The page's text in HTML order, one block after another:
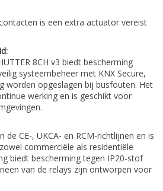
is een extra actuator vereist
8CH v3 biedt bescherming
systeembeheer met KNX Secure,
worden opgeslagen bij busfouten. Het
werking en is geschikt voor
de CE-, UKCA- en RCM-richtlijnen en is
commerciële als residentiële
biedt bescherming tegen IP20-stof
van de relays zijn ontworpen voor